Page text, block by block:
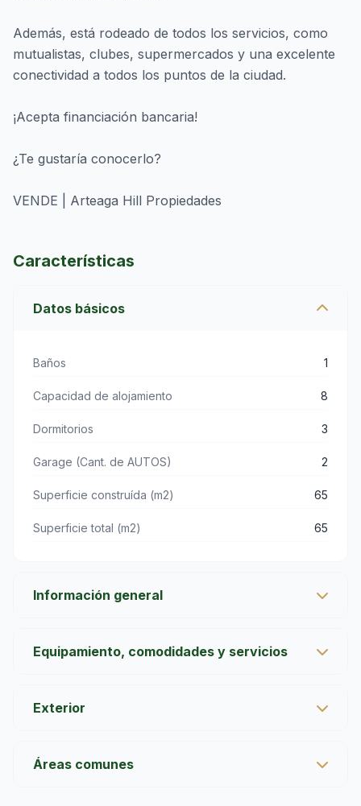
Además, está rodeado de todos los servicios, como
mutualistas, clubes, supermercados y una excelente
conectividad a todos los puntos de la ciudad.
¡Acepta financiación bancaria!
¿Te gustaría conocerlo?
VENDE | Arteaga Hill Propiedades
Características
Datos básicos
Baños 1
Capacidad de alojamiento 8
Dormitorios 3
Garage (Cant. de AUTOS) 2
Superficie construída (m2) 65
Superficie total (m2) 65
Información general
Año de construcción 1980
Equipamiento, comodidades y servicios
Aire Acondicionado:
Internet
Exterior
Balcón
Áreas comunes